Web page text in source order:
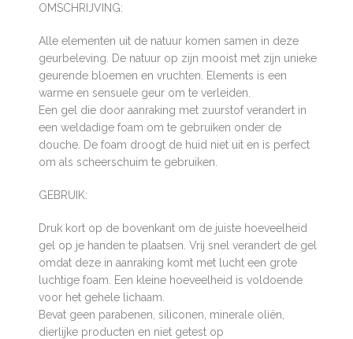
OMSCHRIJVING:
Alle elementen uit de natuur komen samen in deze
geurbeleving. De natuur op zijn mooist met zijn unieke
geurende bloemen en vruchten. Elements is een
warme en sensuele geur om te verleiden.
Een gel die door aanraking met zuurstof verandert in
een weldadige foam om te gebruiken onder de
douche. De foam droogt de huid niet uit en is perfect
om als scheerschuim te gebruiken.
GEBRUIK:
Druk kort op de bovenkant om de juiste hoeveelheid
gel op je handen te plaatsen. Vrij snel verandert de gel
omdat deze in aanraking komt met lucht een grote
luchtige foam. Een kleine hoeveelheid is voldoende
voor het gehele lichaam.
Bevat geen parabenen, siliconen, minerale oliën,
dierlijke producten en niet getest op